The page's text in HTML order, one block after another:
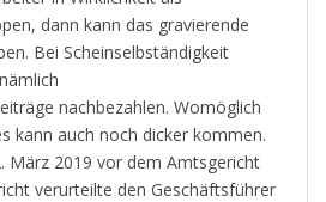
dann kann das gravierende
Bei Scheinselbständigkeit
nachbezahlen. Womöglich
kann auch noch dicker kommen.
März 2019 vor dem Amtsgericht
verurteilte den Geschäftsführer